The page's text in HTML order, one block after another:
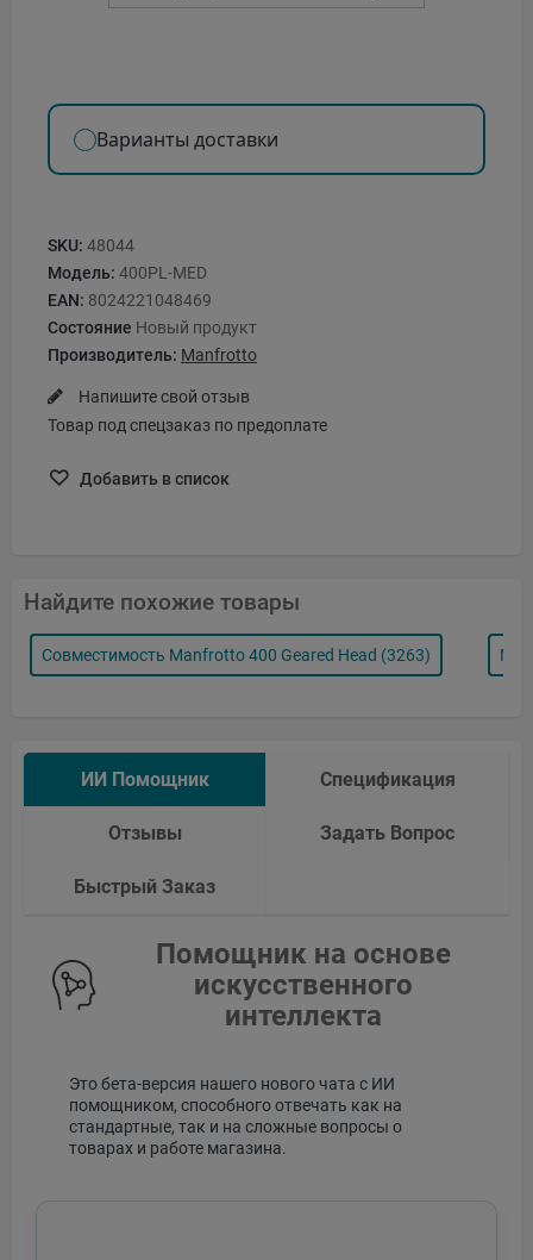
Варианты доставки
SKU: 48044
Модель: 400PL-MED
EAN: 8024221048469
Состояние Новый продукт
Производитель: Manfrotto
Напишите свой отзыв
Товар под спецзаказ по предоплате
Добавить в список
Найдите похожие товары
Совместимость Manfrotto 400 Geared Head (3263)
ИИ Помощник Спецификация
Отзывы Задать Вопрос
Быстрый Заказ
Помощник на основе
искусственного
интеллекта
Это бета-версия нашего нового чата с ИИ
помощником, способного отвечать как на
стандартные, так и на сложные вопросы о
товарах и работе магазина.